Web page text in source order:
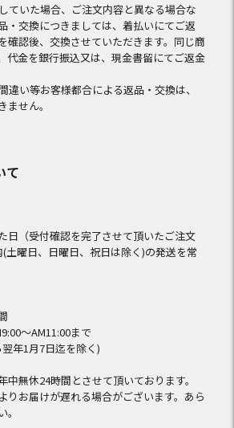
ていた場合、ご注文内容と異なる場合な
・交換につきましては、着払いにてご返
確認後、交換させていただきます。同じ商
代金を銀行振込又は、現金書留にてご返金
違い等お客様都合による返品・交換は、
せん。
て
日（受付確認を完了させて頂いたご注文
土曜日、日曜日、祝日は除く)の発送を常
～AM11:00まで
年1月7日迄を除く)
無休24時間とさせて頂いております。
りお届けが遅れる場合がございます。あら